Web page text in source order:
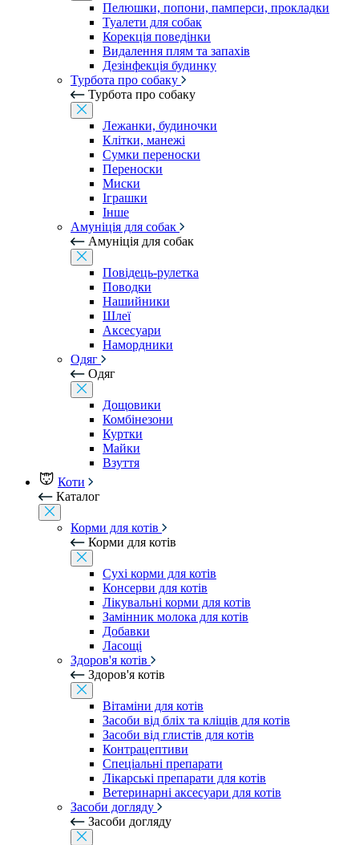
Пелюшки, попони, памперси, прокладки
Туалети для собак
Корекція поведінки
Видалення плям та запахів
Дезінфекція будинку
Турбота про собаку
Турбота про собаку
Лежанки, будиночки
Клітки, манежі
Сумки переноски
Переноски
Миски
Іграшки
Інше
Амуніція для собак
Амуніція для собак
Повідець-рулетка
Поводки
Нашийники
Шлеї
Аксесуари
Намордники
Одяг
Одяг
Дощовики
Комбінезони
Куртки
Майки
Взуття
Коти
Каталог
Корми для котів
Корми для котів
Сухі корми для котів
Консерви для котів
Лікувальні корми для котів
Замінник молока для котів
Добавки
Ласощі
Здоров'я котів
Здоров'я котів
Вітаміни для котів
Засоби від бліх та кліщів для котів
Засоби від глистів для котів
Контрацептиви
Спеціальні препарати
Лікарські препарати для котів
Ветеринарні аксесуари для котів
Засоби догляду
Засоби догляду